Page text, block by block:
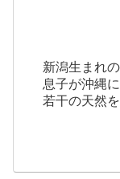
新潟生まれ
息子が沖縄
若干の天然